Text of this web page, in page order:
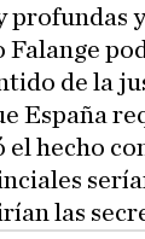
profundas
Falange
de la
España
el hecho
las